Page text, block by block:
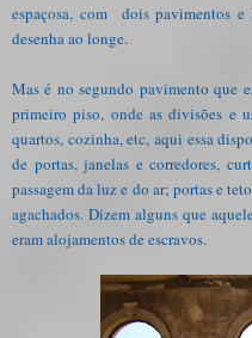
espaçosa, com dois pavimentos
desenha ao longe.
Mas é no segundo pavimento que
primeiro piso, onde as divisões e
quartos, cozinha, etc, aqui essa
de portas, janelas e corredores,
passagem da luz e do ar; portas e
agachados. Dizem alguns que
eram alojamentos de escravos.